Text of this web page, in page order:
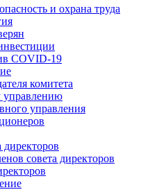
и охрана труда
COVID‑19
комитета
управлению
управления
директоров
совета директоров